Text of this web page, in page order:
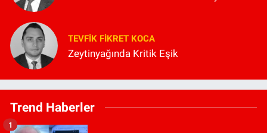
TEVFIK FIKRET KOCA
Zeytinyağında Kritik Eşik
Trend Haberler
1